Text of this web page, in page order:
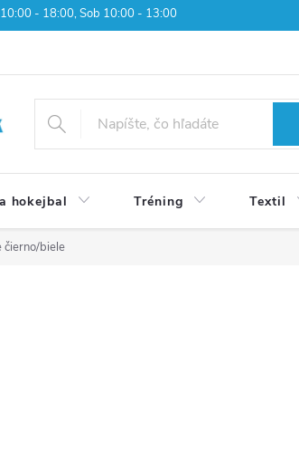
- 18:00, Sob 10:00 - 13:00
hokejbal Tréning Textil
čierno/biele